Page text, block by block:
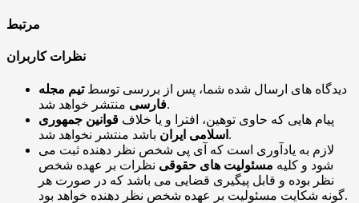
مرتبط
نظرات کاربران
دیدگاه های ارسال شده شما، پس از بررسی توسطتیم مجله
فارسیمنتشر خواهد شد.
پیام هایی که حاوی توهین، افترا و یا خلاف قوانین جمهوری
اسلامی ایران باشد منتشر نخواهد شد.
لازم به یادآوری است که آی پی شخص نظر دهنده ثبت می
شود و کلیه مسئولیت های حقوقی نظرات بر عهده شخص
نظر بوده و قابل پیگیری قضایی می باشد که در صورت هر
گونه شکایت مسئولیت بر عهده شخص نظر دهنده خواهد بود.